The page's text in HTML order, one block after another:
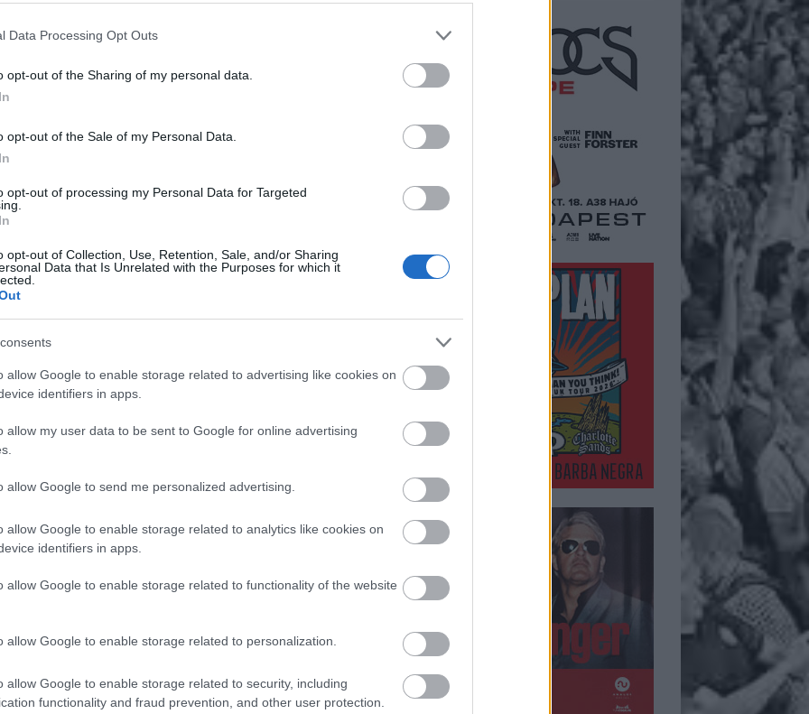
Data Processing Opt Outs
opt-out of the Sharing of my personal data.
opt-out of the Sale of my Personal Data.
opt-out of processing my Personal Data for Targeted
opt-out of Collection, Use, Retention, Sale, and/or Sharing
Data that Is Unrelated with the Purposes for which it
allow Google to enable storage related to advertising like cookies on
identifiers in apps.
allow my user data to be sent to Google for online advertising
allow Google to send me personalized advertising.
allow Google to enable storage related to analytics like cookies on
identifiers in apps.
allow Google to enable storage related to functionality of the website
allow Google to enable storage related to personalization.
allow Google to enable storage related to security, including
functionality and fraud prevention, and other user protection.
ramones
trackback címe:
felhasználói tartalomnak minősülnek, értük aszolgáltatás
nem vállal, azokat nem ellenőrzi. Kifogás esetén forduljon a blog
feltételekben
2020.04.25. 16:58:04
még azt is tudjuk, hogy a meg elé nem kéne
nem teszünk).